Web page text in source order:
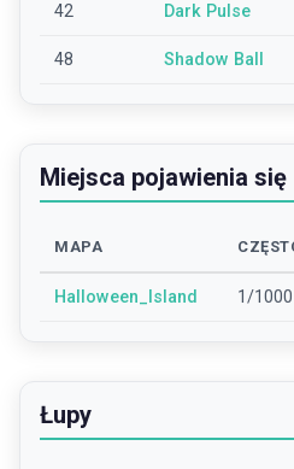
42 Dark Pulse
48 Shadow Ball
Miejsca pojawienia się
MAPA
Halloween_Island 1/1000
Łupy